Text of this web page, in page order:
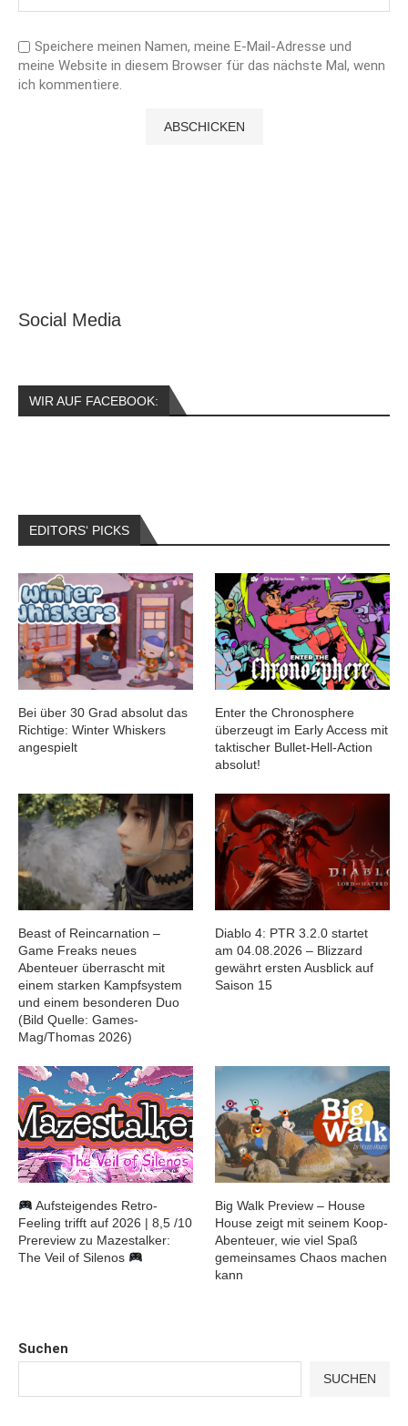
Speichere meinen Namen, meine E-Mail-Adresse und
meine Website in diesem Browser für das nächste Mal, wenn
ich kommentiere.
Suchen
SUCHEN
Social Media
WIR AUF FACEBOOK:
EDITORS‘ PICKS
Bei über 30 Grad absolut das
Richtige: Winter Whiskers
angespielt
Enter the Chronosphere
überzeugt im Early Access mit
taktischer Bullet-Hell-Action
absolut!
Beast of Reincarnation –
Game Freaks neues
Abenteuer überrascht mit
einem starken Kampfsystem
und einem besonderen Duo
(Bild Quelle: Games-
Mag/Thomas 2026)
Diablo 4: PTR 3.2.0 startet
am 04.08.2026 – Blizzard
gewährt ersten Ausblick auf
Saison 15
Aufsteigendes Retro-
Feeling trifft auf 2026 | 8,5 /10
Prereview zu Mazestalker:
The Veil of Silenos
Big Walk Preview – House
House zeigt mit seinem Koop-
Abenteuer, wie viel Spaß
gemeinsames Chaos machen
kann